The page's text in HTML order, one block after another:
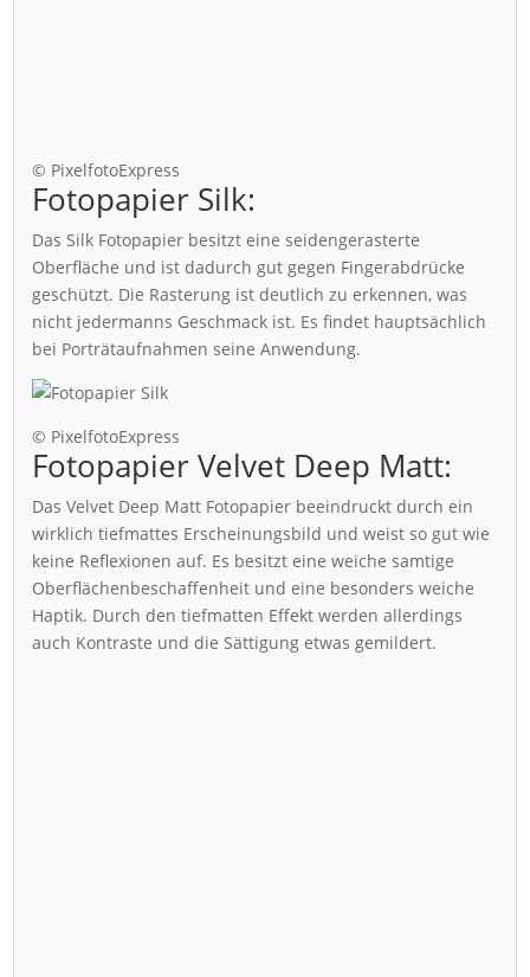
© PixelfotoExpress
Fotopapier Silk:
Das Silk Fotopapier besitzt eine seidengerasterte
Oberfläche und ist dadurch gut gegen Fingerabdrücke
geschützt. Die Rasterung ist deutlich zu erkennen, was
nicht jedermanns Geschmack ist. Es findet hauptsächlich
bei Porträtaufnahmen seine Anwendung.
© PixelfotoExpress
Fotopapier Velvet Deep Matt:
Das Velvet Deep Matt Fotopapier beeindruckt durch ein
wirklich tiefmattes Erscheinungsbild und weist so gut wie
keine Reflexionen auf. Es besitzt eine weiche samtige
Oberflächenbeschaffenheit und eine besonders weiche
Haptik. Durch den tiefmatten Effekt werden allerdings
auch Kontraste und die Sättigung etwas gemildert.